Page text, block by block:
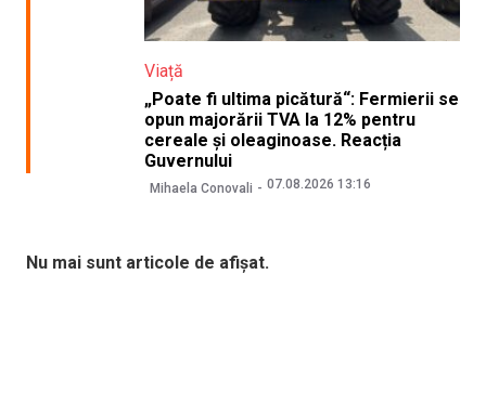
Viață
„Poate fi ultima picătură“: Fermierii se
opun majorării TVA la 12% pentru
cereale și oleaginoase. Reacția
Guvernului
Mihaela Conovali 07.08.2026 13:16
Nu mai sunt articole de afișat.